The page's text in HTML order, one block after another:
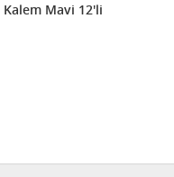
Mavi 12'li